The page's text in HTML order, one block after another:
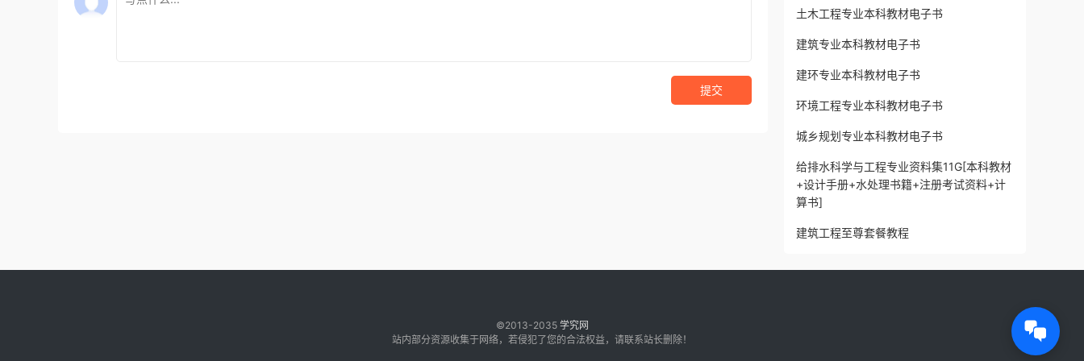
提交
土木工程专业本科教材电子书
建筑专业本科教材电子书
建环专业本科教材电子书
环境工程专业本科教材电子书
城乡规划专业本科教材电子书
给排水科学与工程专业资料集11G[本科教材
+设计手册+水处理书籍+注册考试资料+计
算书]
建筑工程至尊套餐教程
©2013-2035 学究网
站内部分资源收集于网络，若侵犯了您的合法权益，请联系站长删除！